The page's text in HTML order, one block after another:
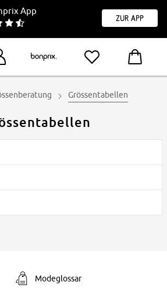
App
Zur App
Grössentabellen
Modeglossar